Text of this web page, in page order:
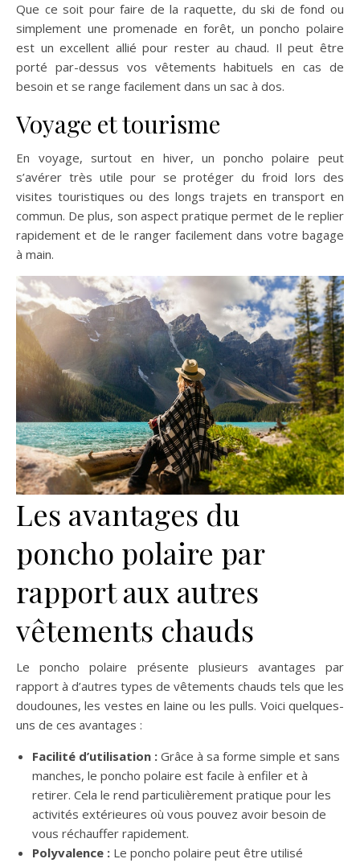
Que ce soit pour faire de la raquette, du ski de fond ou
simplement une promenade en forêt, un poncho polaire
est un excellent allié pour rester au chaud. Il peut être
porté par-dessus vos vêtements habituels en cas de
besoin et se range facilement dans un sac à dos.
Voyage et tourisme
En voyage, surtout en hiver, un poncho polaire peut
s’avérer très utile pour se protéger du froid lors des
visites touristiques ou des longs trajets en transport en
commun. De plus, son aspect pratique permet de le replier
rapidement et de le ranger facilement dans votre bagage
à main.
Les avantages du
poncho polaire par
rapport aux autres
vêtements chauds
Le poncho polaire présente plusieurs avantages par
rapport à d’autres types de vêtements chauds tels que les
doudounes, les vestes en laine ou les pulls. Voici quelques-
uns de ces avantages :
Facilité d’utilisation : Grâce à sa forme simple et sans
manches, le poncho polaire est facile à enfiler et à
retirer. Cela le rend particulièrement pratique pour les
activités extérieures où vous pouvez avoir besoin de
vous réchauffer rapidement.
Polyvalence : Le poncho polaire peut être utilisé